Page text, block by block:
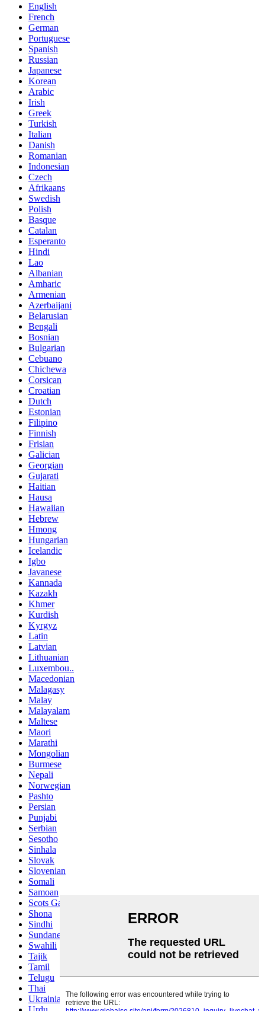
English
French
German
Portuguese
Spanish
Russian
Japanese
Korean
Arabic
Irish
Greek
Turkish
Italian
Danish
Romanian
Indonesian
Czech
Afrikaans
Swedish
Polish
Basque
Catalan
Esperanto
Hindi
Lao
Albanian
Amharic
Armenian
Azerbaijani
Belarusian
Bengali
Bosnian
Bulgarian
Cebuano
Chichewa
Corsican
Croatian
Dutch
Estonian
Filipino
Finnish
Frisian
Galician
Georgian
Gujarati
Haitian
Hausa
Hawaiian
Hebrew
Hmong
Hungarian
Icelandic
Igbo
Javanese
Kannada
Kazakh
Khmer
Kurdish
Kyrgyz
Latin
Latvian
Lithuanian
Luxembou..
Macedonian
Malagasy
Malay
Malayalam
Maltese
Maori
Marathi
Mongolian
Burmese
Nepali
Norwegian
Pashto
Persian
Punjabi
Serbian
Sesotho
Sinhala
Slovak
Slovenian
Somali
Samoan
Scots Gaelic
Shona
Sindhi
Sundanese
Swahili
Tajik
Tamil
Telugu
Thai
Ukrainian